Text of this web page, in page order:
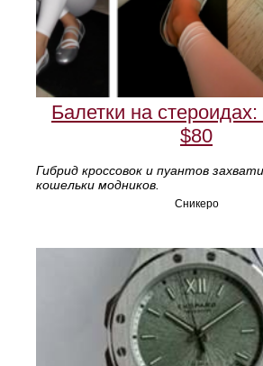
Балетки на стероидах:
$80
Гибрид кроссовок и пуантов
кошельки модников.
Сникеро